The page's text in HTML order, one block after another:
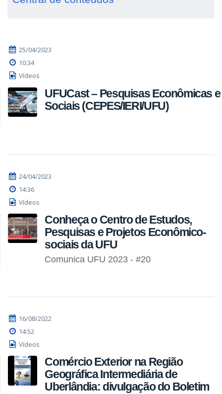
25/04/2023
10:34
Vídeos
UFUCast – Pesquisas Econômicas e
Sociais (CEPES/IERI/UFU)
24/04/2023
14:36
Vídeos
Conheça o Centro de Estudos,
Pesquisas e Projetos Econômico-
sociais da UFU
Comunica UFU 2023 - #20
16/08/2022
14:52
Vídeos
Comércio Exterior na Região
Geográfica Intermediária de
Uberlândia: divulgação do Boletim